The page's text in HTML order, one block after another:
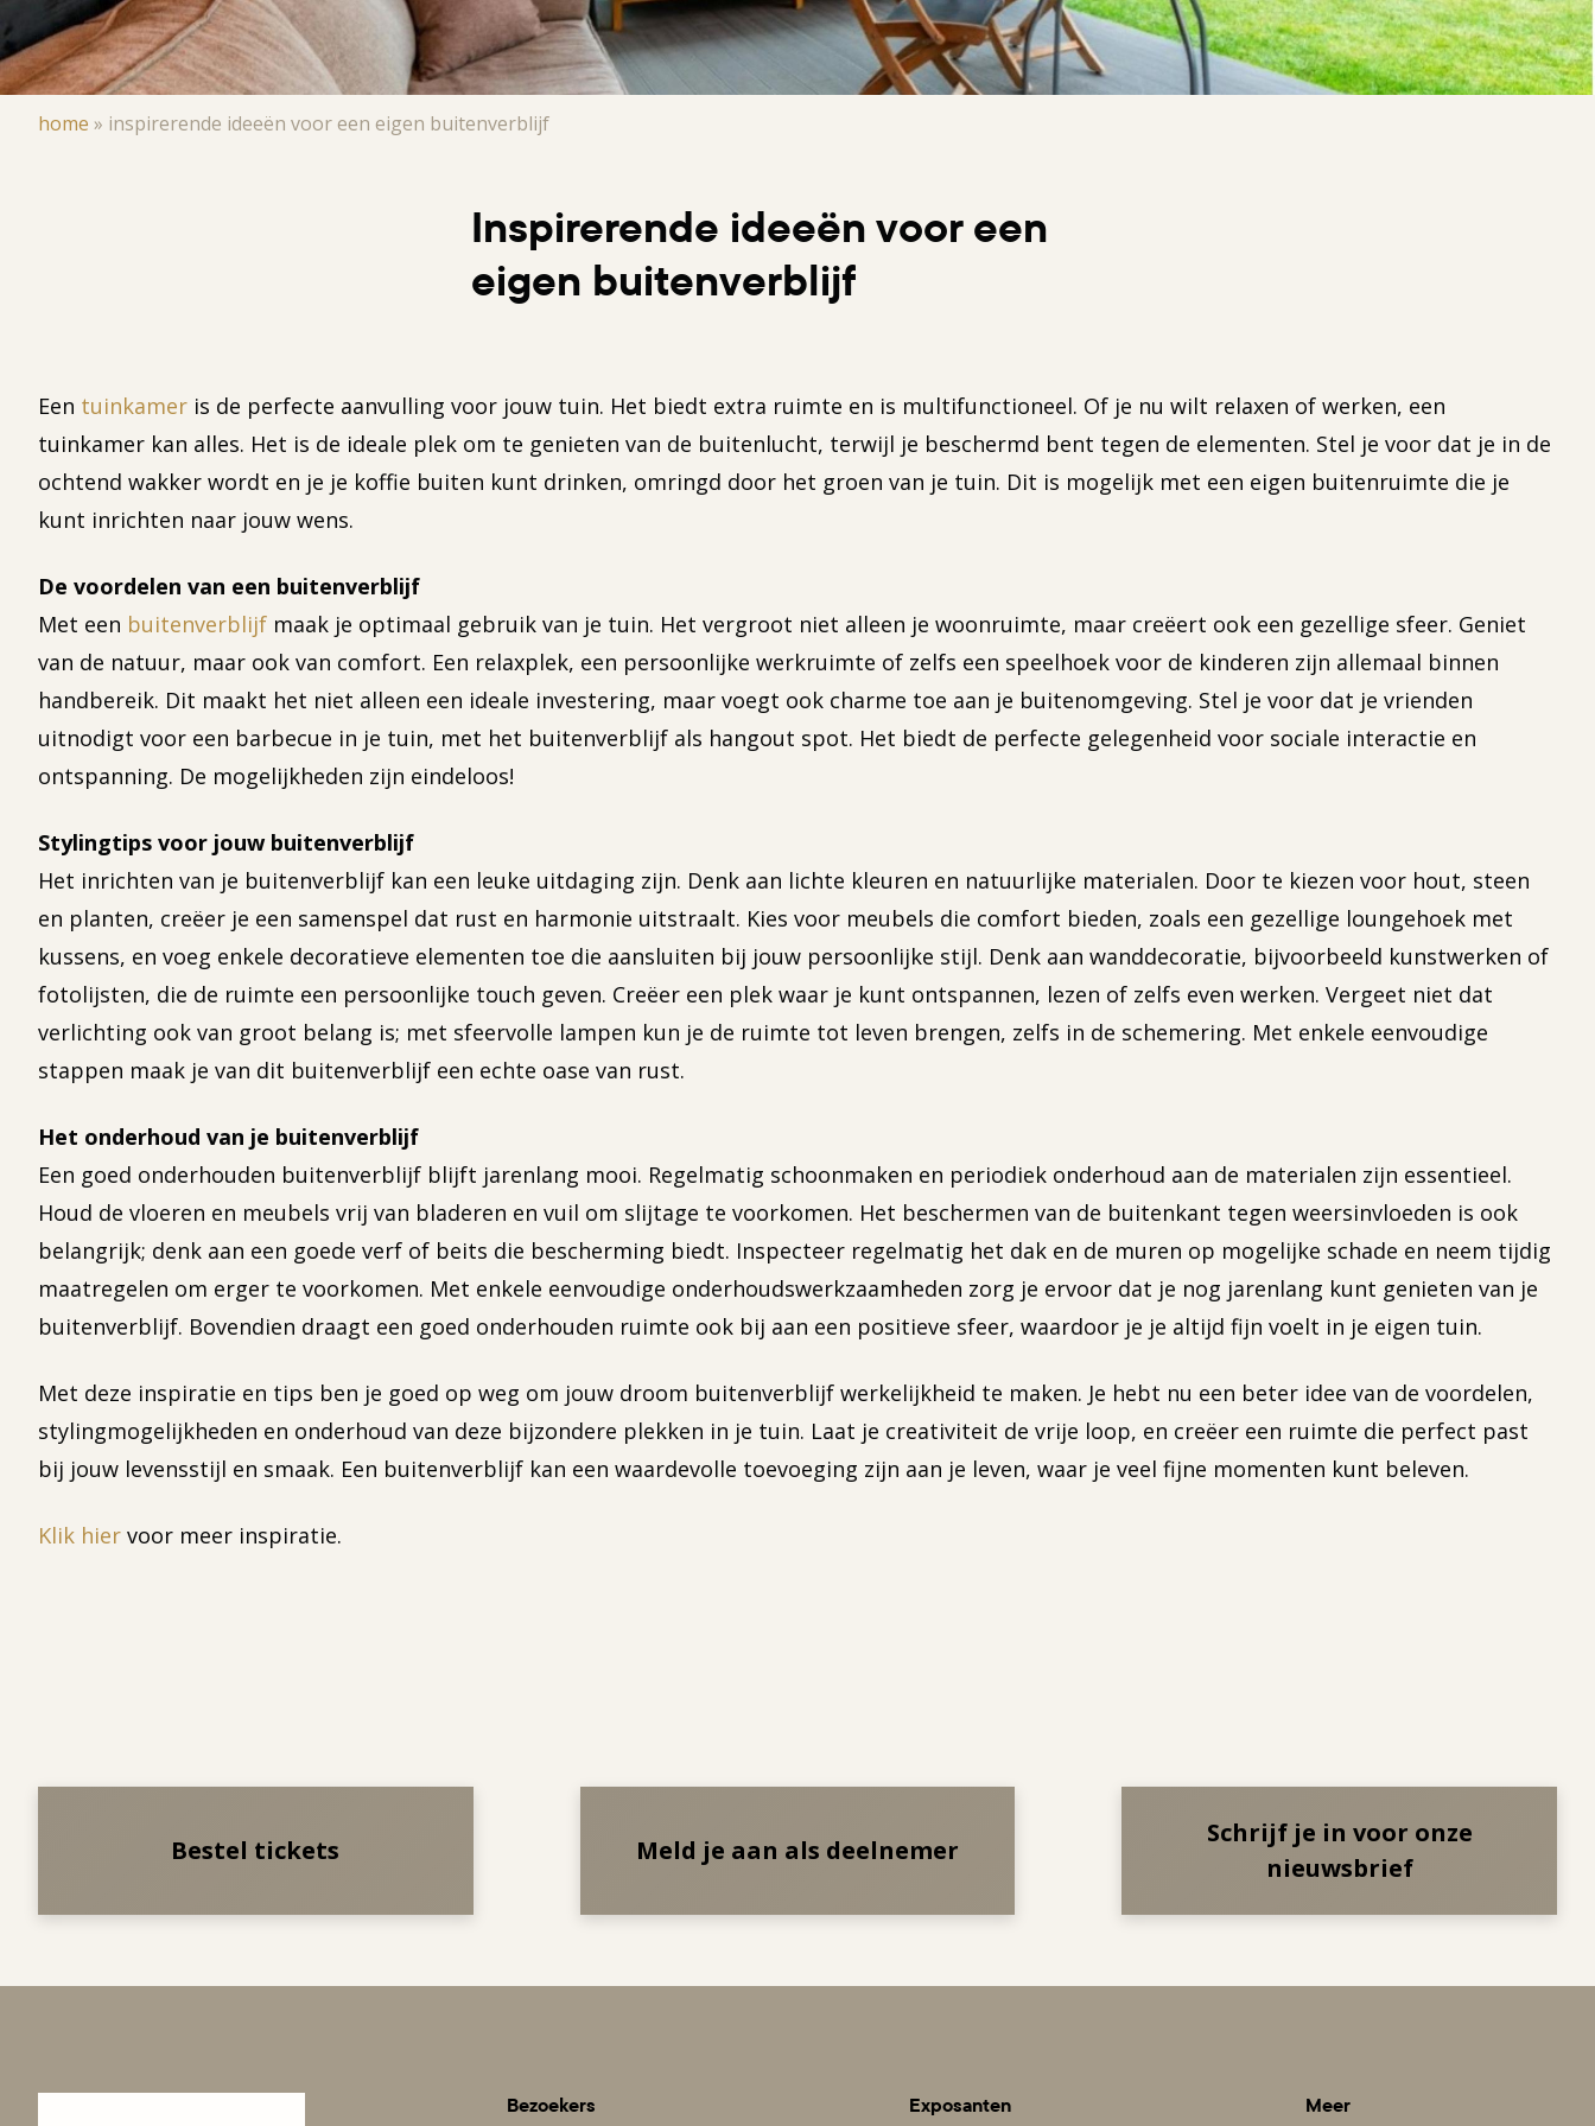
Kruimelpad
home » inspirerende ideeën voor een eigen buitenverblijf
Inspirerende ideeën voor een
eigen buitenverblijf
Een tuinkamer is de perfecte aanvulling voor jouw tuin. Het biedt extra ruimte en is multifunctioneel. Of je nu wilt relaxen of werken, een
tuinkamer kan alles. Het is de ideale plek om te genieten van de buitenlucht, terwijl je beschermd bent tegen de elementen. Stel je voor dat je in de
ochtend wakker wordt en je je koffie buiten kunt drinken, omringd door het groen van je tuin. Dit is mogelijk met een eigen buitenruimte die je
kunt inrichten naar jouw wens.
De voordelen van een buitenverblijf
Met een buitenverblijf maak je optimaal gebruik van je tuin. Het vergroot niet alleen je woonruimte, maar creëert ook een gezellige sfeer. Geniet
van de natuur, maar ook van comfort. Een relaxplek, een persoonlijke werkruimte of zelfs een speelhoek voor de kinderen zijn allemaal binnen
handbereik. Dit maakt het niet alleen een ideale investering, maar voegt ook charme toe aan je buitenomgeving. Stel je voor dat je vrienden
uitnodigt voor een barbecue in je tuin, met het buitenverblijf als hangout spot. Het biedt de perfecte gelegenheid voor sociale interactie en
ontspanning. De mogelijkheden zijn eindeloos!
Stylingtips voor jouw buitenverblijf
Het inrichten van je buitenverblijf kan een leuke uitdaging zijn. Denk aan lichte kleuren en natuurlijke materialen. Door te kiezen voor hout, steen
en planten, creëer je een samenspel dat rust en harmonie uitstraalt. Kies voor meubels die comfort bieden, zoals een gezellige loungehoek met
kussens, en voeg enkele decoratieve elementen toe die aansluiten bij jouw persoonlijke stijl. Denk aan wanddecoratie, bijvoorbeeld kunstwerken of
fotolijsten, die de ruimte een persoonlijke touch geven. Creëer een plek waar je kunt ontspannen, lezen of zelfs even werken. Vergeet niet dat
verlichting ook van groot belang is; met sfeervolle lampen kun je de ruimte tot leven brengen, zelfs in de schemering. Met enkele eenvoudige
stappen maak je van dit buitenverblijf een echte oase van rust.
Het onderhoud van je buitenverblijf
Een goed onderhouden buitenverblijf blijft jarenlang mooi. Regelmatig schoonmaken en periodiek onderhoud aan de materialen zijn essentieel.
Houd de vloeren en meubels vrij van bladeren en vuil om slijtage te voorkomen. Het beschermen van de buitenkant tegen weersinvloeden is ook
belangrijk; denk aan een goede verf of beits die bescherming biedt. Inspecteer regelmatig het dak en de muren op mogelijke schade en neem tijdig
maatregelen om erger te voorkomen. Met enkele eenvoudige onderhoudswerkzaamheden zorg je ervoor dat je nog jarenlang kunt genieten van je
buitenverblijf. Bovendien draagt een goed onderhouden ruimte ook bij aan een positieve sfeer, waardoor je je altijd fijn voelt in je eigen tuin.
Met deze inspiratie en tips ben je goed op weg om jouw droom buitenverblijf werkelijkheid te maken. Je hebt nu een beter idee van de voordelen,
stylingmogelijkheden en onderhoud van deze bijzondere plekken in je tuin. Laat je creativiteit de vrije loop, en creëer een ruimte die perfect past
bij jouw levensstijl en smaak. Een buitenverblijf kan een waardevolle toevoeging zijn aan je leven, waar je veel fijne momenten kunt beleven.
Klik hier voor meer inspiratie.
Bestel tickets Meld je aan als deelnemer
Schrijf je in voor onze
nieuwsbrief
Bezoekers Exposanten Meer